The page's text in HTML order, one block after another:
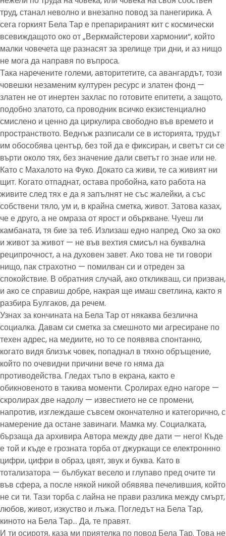
труд, станал неволно и внезапно повод за панегирика. А
сега горкият Бела Тар е препарираният кит с космически
всевиждащото око от „Веркмайстерови хармонии“, който
малки човечета ще разнасят за зрелище три дни, и аз нищо
не мога да направя по въпроса.
Така наречените големи, авторитетите, са авангардът, този
човешки незаменим културен ресурс и златен фонд —
златен не от инертен захлас по готовите епитети, а защото,
подобно златото, са проводник всичко екзистенциално
смислено и ценно да циркулира свободно във времето и
пространството. Веднъж разписали се в историята, трудът
им обособява център, без той да е фиксиран, и светът си се
върти около тях, без значение дали светът го знае или не.
Като с Махалото на Фуко. Докато са живи, те са живият ни
щит. Когато отпаднат, остава пробойна, като работа на
живите след тях е да я запълнят не със жалейки, а със
собствени тяло, ум и, в крайна сметка, живот. Затова казах,
че е друго, а не омраза от ярост и объркване. Чуеш ли
камбаната, тя бие за теб. Излизаш едно напред. Око за око
и живот за живот — не във вехтия смисъл на буквална
реципрочност, а на духовен завет. Ако това не ти говори
нищо, пак страхотно — помилван си и отреден за
спокойствие. В обратния случай, ако откликваш, си призван,
и ако се справиш добре, накрая ще имаш светлина, както я
разбира Булгаков, да речем.
Узнах за кончината на Бела Тар от някаква безлична
социалка. Давам си сметка за смешното ми агресиране по
техен адрес, на медиите, но то се появява спонтанно,
когато видя близък човек, попаднал в тяхно обръщение,
който по очевидни причини вече го няма да
противодейства. Гледах тъпо в екрана, както е
обикновеното в такива моменти. Сролирах едно нагоре —
скролирах две надолу — известието не се промени,
напротив, изглеждаше съвсем окончателно и категорично, с
намерение да остане завинаги. Мамка му. Социалката,
бързаща да архивира Автора между две дати — него! Къде
е той и къде е грозната торба от джуркащи се електроннно
цифри, цифри в образ, цвят, звук и буква. Като в
тотализатора — бълбукат весело и глупаво пред очите ти
във сфера, а после някой никой обявява печелившия, който
не си ти. Тази торба с лайна не прави разлика между смърт,
любов, живот, изкуство и лъжа. Погледът на Бела Тар,
киното на Бела Тар… Да, те правят.
И ти осиротя, каза ми приятелка по повод Бела Тар. Това не